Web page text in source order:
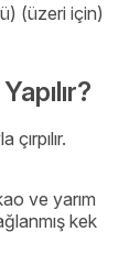
(üzeri için)
ve yarım
kek